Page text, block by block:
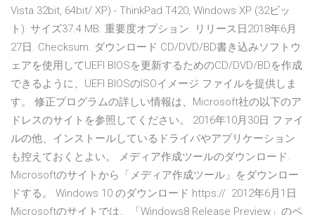
Vista 32bit, 64bit/ XP) - ThinkPad T420, Windows XP (32ビッ
ト). サイズ37.4 MB. 重要度オプション. リリース日2018年6月
27日. Checksum. ダウンロード CD/DVD/BD書き込みソフトウ
ェアを使用してUEFI BIOSを更新するためのCD/DVD/BDを作成
できるように、UEFI BIOSのISOイメージ ファイルを提供しま
す。 修正プログラムの詳しい情報は、Microsoft社の以下のア
ドレスのサイトを参照してください。 2016年10月30日 ファイ
ルの他、インストールしているドライバやアプリケーション
も控えておくとよい。 メディア作成ツールのダウンロード.
Microsoftのサイトから「メディア作成ツール」をダウンロー
ドする。 Windows 10 のダウンロード https:// 2012年6月1日
Microsoftのサイトでは、「Windows8 Release Preview」のペ